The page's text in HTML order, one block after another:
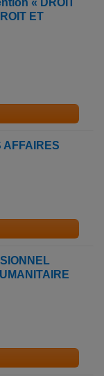
« DROIT
ET
AFFAIRES